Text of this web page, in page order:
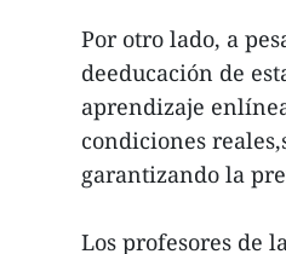
Por otro lado, a
deeducación de
aprendizaje
condiciones
garantizando la
Los profesores de